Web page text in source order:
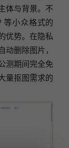
体与背景。不
等小众格式的
优势。在隐私
删除图片，
测期间完全免
量抠图需求的